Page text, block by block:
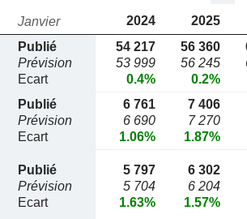
Janvier 2024 2025
Publié
Prévision
Ecart
54 217
53 999
0.4%
56 360
56 245
0.2%
Publié
Prévision
Ecart
6 761
6 690
1.06%
7 406
7 270
1.87%
Publié
Prévision
Ecart
5 797
5 704
1.63%
6 302
6 204
1.57%